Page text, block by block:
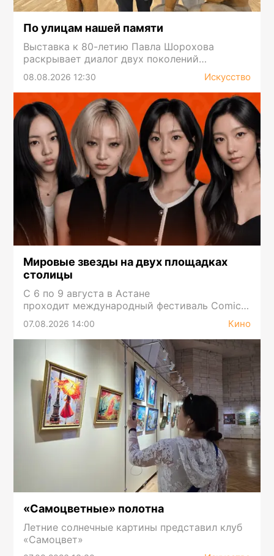
По улицам нашей памяти
Выставка к 80-летию Павла Шорохова
раскрывает диалог двух поколений
художников
08.08.2026 12:30 Искусство
Мировые звезды на двух площадках
столицы
С 6 по 9 августа в Астане
проходит международный фестиваль Comic
Con Astana 2026
07.08.2026 14:00 Кино
«Самоцветные» полотна
Летние солнечные картины представил клуб
«Самоцвет»